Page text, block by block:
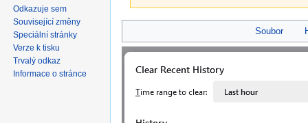
na
navigaci
na
vyhledávání
Soubor
Odkazuje sem
Související změny
Speciální stránky
Verze k tisku
Trvalý odkaz
Informace o stránce